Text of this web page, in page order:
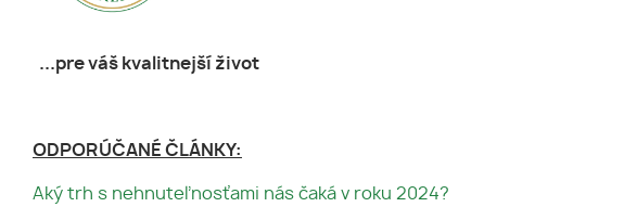
...pre váš kvalitnejší život
ODPORÚČANÉ ČLÁNKY:
Aký trh s nehnuteľnosťami nás čaká v roku 2024?